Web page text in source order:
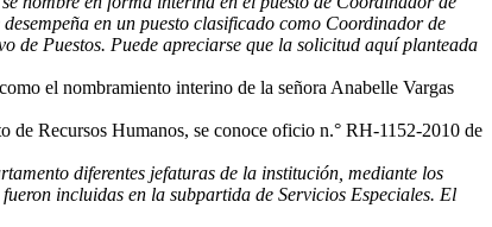
en un puesto clasificado como Coordinador de
de Puestos. Puede apreciarse que la solicitud aquí planteada
el nombramiento interino de la señora Anabelle Vargas
de Recursos Humanos, se conoce oficio n.° RH-1152-2010 de
diferentes jefaturas de la institución, mediante los
incluidas en la subpartida de Servicios Especiales. El